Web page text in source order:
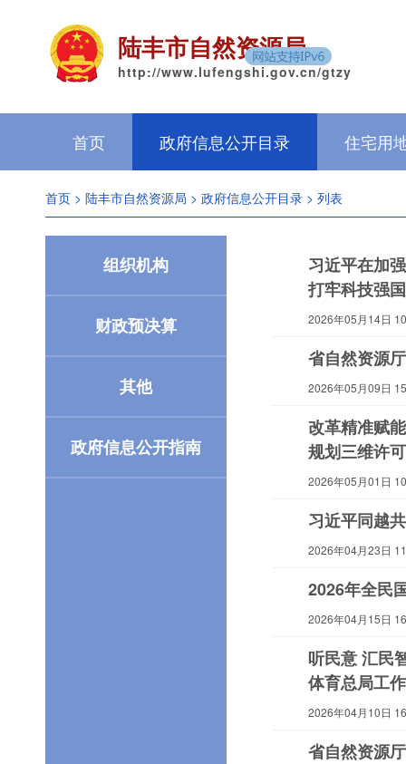
陆丰市自然资源局
http://www.lufengshi.gov.cn/gtzy
首页 政府信息公开目录 住宅用
首页 > 陆丰市自然资源局 > 政府信息公开目录 > 列表
组织机构
财政预决算
其他
政府信息公开指南
习近平在加
打牢科技强
2026年05月14日
省自然资源
2026年05月09日
改革精准赋
规划三维许
2026年05月01日
习近平同越
2026年04月23日
2026年全民
2026年04月15日
听民意 汇民
体育总局工
2026年04月10日
省自然资源